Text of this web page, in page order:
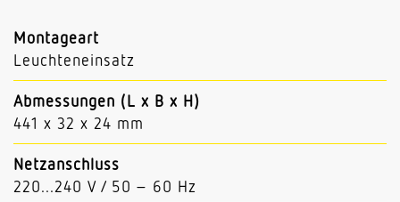
Montageart
Leuchteneinsatz
Abmessungen (L x B x H)
441 x 32 x 24 mm
Netzanschluss
220...240 V / 50 – 60 Hz